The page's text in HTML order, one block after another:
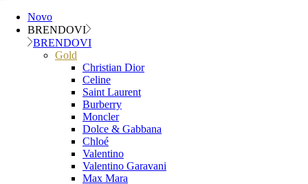
Novo
BRENDOVI
BRENDOVI
Gold
Christian Dior
Celine
Saint Laurent
Burberry
Moncler
Dolce & Gabbana
Chloé
Valentino
Valentino Garavani
Max Mara